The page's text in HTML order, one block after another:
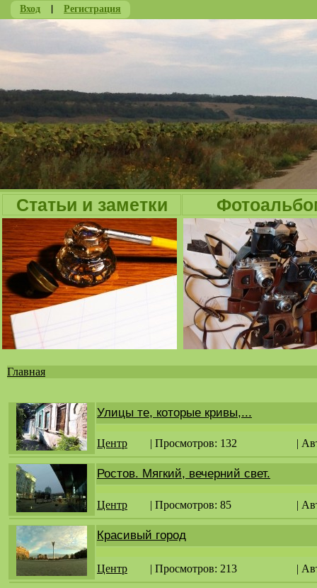
Вход | Регистрация
Статьи и заметки
здесь
Главная
Улицы те, которые кривы,...
Центр | Просмотров: 132 |
Ростов. Мягкий, вечерний свет.
Центр | Просмотров: 85 |
Красивый город
Центр | Просмотров: 213 |